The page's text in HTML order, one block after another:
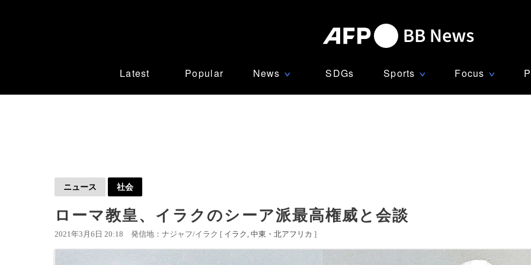
Latest Popular News ∨ SDGs Sports ∨ Focus ∨
ニュース 社会
ローマ教皇、イラクのシーア派最高権威と会談
2021年3月6日 20:18 発信地：ナジャフ/イラク [ イラク 中東・北アフリカ ]